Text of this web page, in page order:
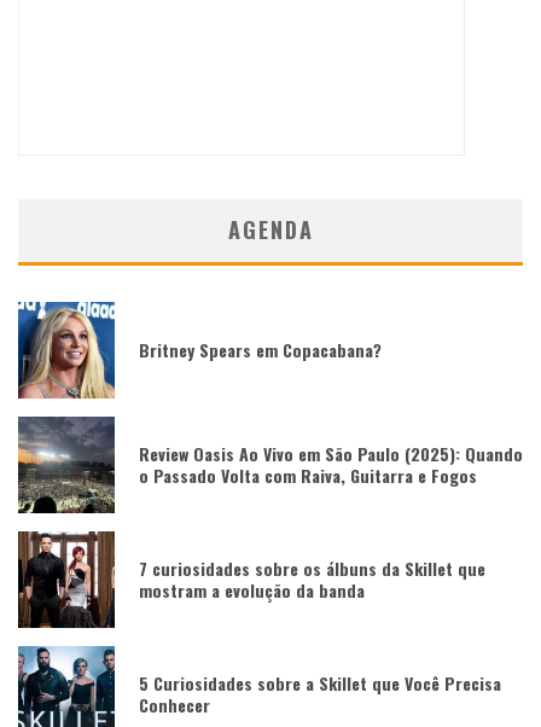
AGENDA
Britney Spears em Copacabana?
Review Oasis Ao Vivo em São Paulo (2025): Quando
o Passado Volta com Raiva, Guitarra e Fogos
7 curiosidades sobre os álbuns da Skillet que
mostram a evolução da banda
5 Curiosidades sobre a Skillet que Você Precisa
Conhecer